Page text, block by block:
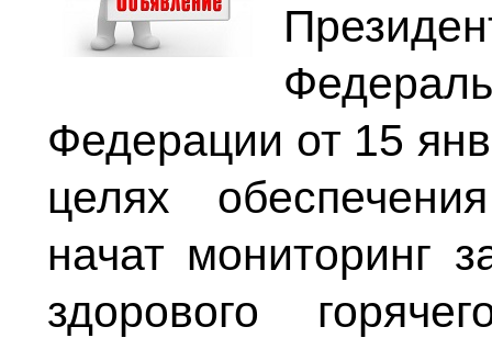
Федерации от 15
целях
начат мониторинг
здорового